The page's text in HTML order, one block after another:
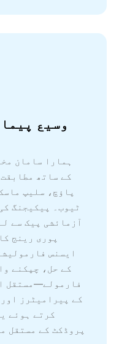
وسیع
ہمارا سامان
کے ساتھ
پاؤچ، سلیپ
ٹیوب۔ پیکیجنگ
آزمائشی پیک سے
پوری رینج
ایسنس
کے حل، چپکنے
فارمولے—مستقل
کے پیرامیٹرز
کرتے ہوئے
پروڈکٹ کے مستقل